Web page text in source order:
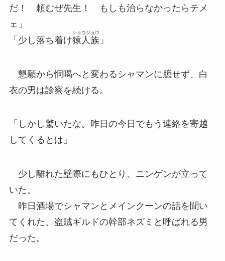
だ！ 頼むぜ先生！ もしも治らなかったらテメ
ェ」
「少し落ち着け猿人族
ショウジョウ
」
懇願から恫喝へと変わるシャマンに臆せず、白
衣の男は診察を続ける。
「しかし驚いたな。昨日の今日でもう連絡を寄越
してくるとは」
少し離れた壁際にもひとり、ニンゲンが立って
いた。
昨日酒場でシャマンとメインクーンの話を聞い
てくれた、盗賊ギルドの幹部ネズミと呼ばれる男
だった。